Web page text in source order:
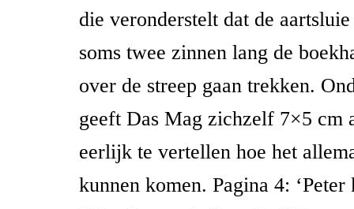
die veronderstelt dat de
soms twee zinnen lang de
over de streep gaan trekken.
geeft Das Mag zichzelf 7×5 cm
eerlijk te vertellen hoe het
kunnen komen. Pagina 4: ‘Peter